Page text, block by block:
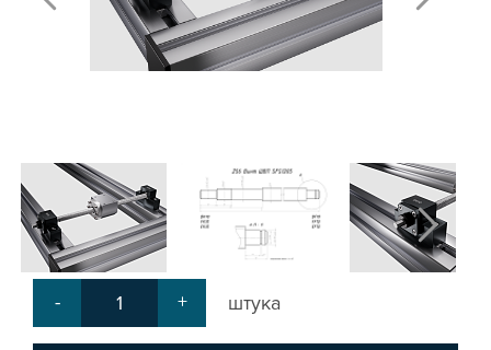
МЕХ. ПЕРЕДАЧА
МУФТЫ СОЕДИНИТЕЛЬНЫЕ
ЭЛЕКТРОНИКА
ШАГОВЫЕ ДВИГАТЕЛИ И АККСЕСУАРЫ
АКСЕССУАРЫ ДЛЯ РАБОЧЕГО СТОЛА
АКСЕССУАРЫ ДЛЯ V-ПАЗА
СОЕДИНИТЕЛЬНЫЕ ПЛАСТИНЫ
Т-БОЛТЫ И Т-ГАЙКИ
СУХАРИ ПАЗОВЫЕ
УГЛОВЫЕ СОЕДИНИТЕЛИ
- + штука